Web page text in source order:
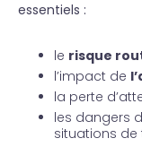
essentiels :
le risque
l’impact de
la perte
les dangers
situations de